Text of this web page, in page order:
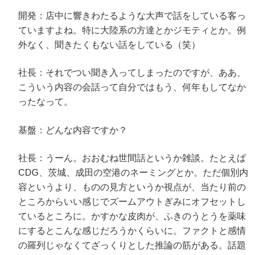
開発：店中に響きわたるような大声で話をしている客っ
ていますよね。特に大陸系の方達とかジモティとか。例
外なく、聞きたくもない話をしている（笑）
社長：それでつい聞き入ってしまったのですが、ああ、
こういう内容の会話って自分ではもう、何年もしてなか
ったなって。
基盤：どんな内容ですか？
社長：うーん。おおむね世間話というか雑談。たとえば
CDG、茨城、成田の空港のネーミングとか。ただ個別内
容というより、ものの見方というか視点が、当たり前の
ところからいい感じでズームアウトぎみにオフセットし
ているところに。かすかな皮肉が、ふきのうとうを薬味
にするとこんな感じだろうかくらいに。ファクトと感情
の羅列じゃなくてざっくりとした推論の筋がある。話題